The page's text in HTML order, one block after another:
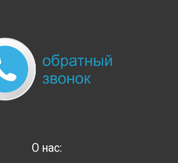
О нас: